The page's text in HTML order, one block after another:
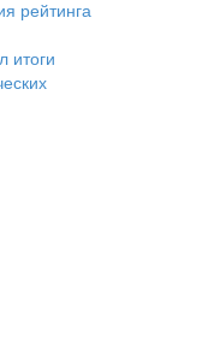
рейтинга
итоги